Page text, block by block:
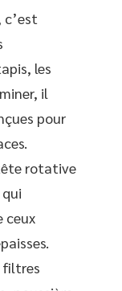
les
il
pour
rotative
ceux
filtres